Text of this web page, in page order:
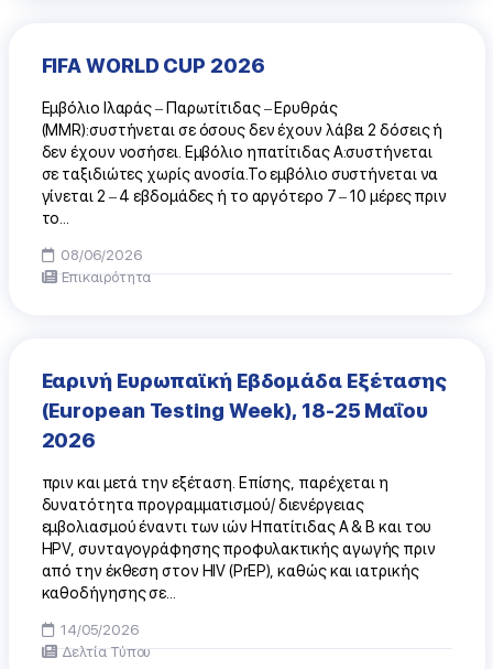
FIFA WORLD CUP 2026
Εμβόλιο Ιλαράς – Παρωτίτιδας – Ερυθράς
(MMR):συστήνεται σε όσους δεν έχουν λάβει 2 δόσεις ή
δεν έχουν νοσήσει. Εμβόλιο ηπατίτιδας Α:συστήνεται
σε ταξιδιώτες χωρίς ανοσία.Το εμβόλιο συστήνεται να
γίνεται 2 – 4 εβδομάδες ή το αργότερο 7 – 10 μέρες πριν
το...
08/06/2026
Επικαιρότητα
Εαρινή Ευρωπαϊκή Εβδομάδα Εξέτασης
(European Testing Week), 18-25 Μαΐου
2026
πριν και μετά την εξέταση. Επίσης, παρέχεται η
δυνατότητα προγραμματισμού/ διενέργειας
εμβολιασμού έναντι των ιών Ηπατίτιδας Α & Β και του
HPV, συνταγογράφησης προφυλακτικής αγωγής πριν
από την έκθεση στον HIV (PrEP), καθώς και ιατρικής
καθοδήγησης σε...
14/05/2026
Δελτία Τύπου